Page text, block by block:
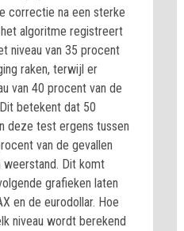
correctie na een sterke
algoritme registreert
niveau van 35 procent
raken, terwijl er
van 40 procent van de
betekent dat 50
deze test ergens tussen
van de gevallen
weerstand. Dit komt
grafieken laten
en de eurodollar. Hoe
niveau wordt berekend